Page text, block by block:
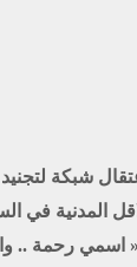
شبكة
المدنية في
« اسمي رحمة